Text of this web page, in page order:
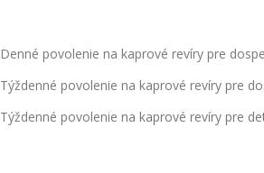
Denné povolenie na kaprové revíry pre
Týždenné povolenie na kaprové revíry pre
Týždenné povolenie na kaprové revíry pre